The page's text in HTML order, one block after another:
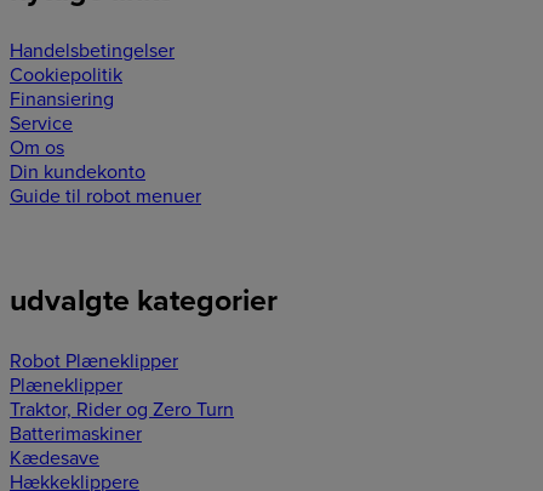
Handelsbetingelser
Cookiepolitik
Finansiering
Service
Om os
Din kundekonto
Guide til robot menuer
udvalgte kategorier
Robot Plæneklipper
Plæneklipper
Traktor, Rider og Zero Turn
Batterimaskiner
Kædesave
Hækkeklippere